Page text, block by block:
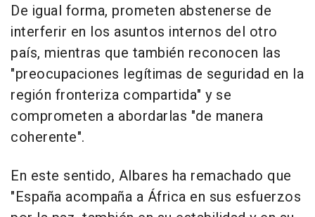
De igual forma, prometen abstenerse de
interferir en los asuntos internos del otro
país, mientras que también reconocen las
"preocupaciones legítimas de seguridad en la
región fronteriza compartida" y se
comprometen a abordarlas "de manera
coherente".
En este sentido, Albares ha remachado que
"España acompaña a África en sus esfuerzos